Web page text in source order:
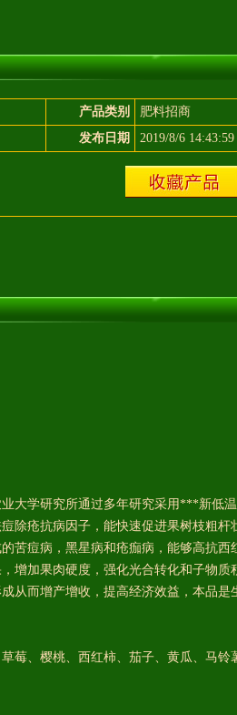
产品类别
肥料招商
发布日期 2019/8/6 14:43:59
大学研究所通过多年研究采用***新低
除疮抗病因子，能快速促进果树枝粗杆
苦痘病，黑星病和疮痂病，能够高抗西
增加果肉硬度，强化光合转化和子物质
从而增产增收，提高经济效益，本品是
莓、樱桃、西红柿、茄子、黄瓜、马铃